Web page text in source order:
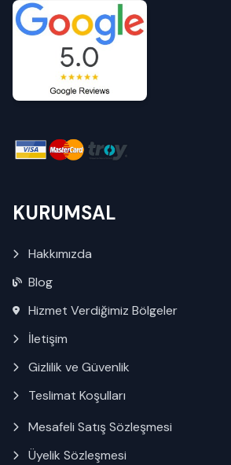
KURUMSAL
Hakkımızda
Blog
Hizmet Verdiğimiz Bölgeler
İletişim
Gizlilik ve Güvenlik
Teslimat Koşulları
Mesafeli Satış Sözleşmesi
Üyelik Sözleşmesi